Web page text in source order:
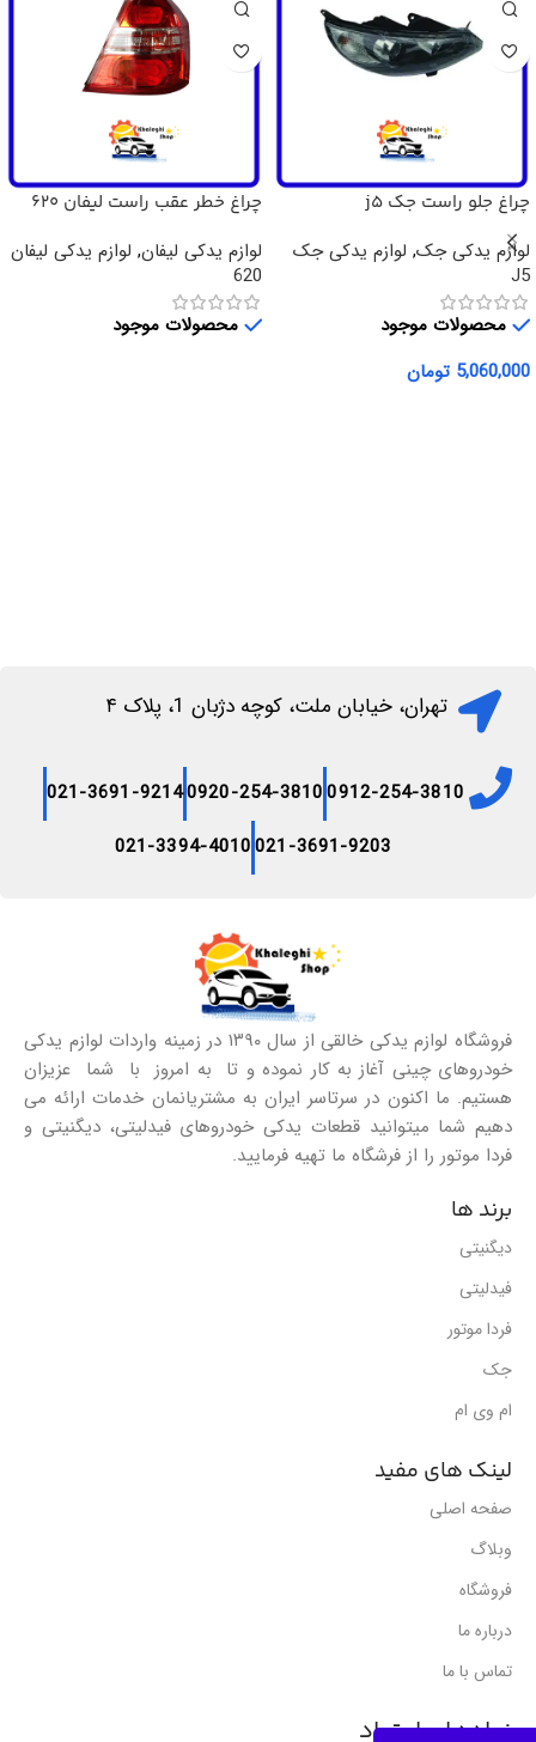
چراغ جلو راست جک j5
لوازم یدکی جک, لوازم یدکی جک
J5
محصولات موجود
5,060,000 تومان
چراغ خطر عقب راست لیفان 620
لوازم یدکی لیفان, لوازم یدکی لیفان
620
محصولات موجود
تهران، خیابان ملت، کوچه دژبان 1، پلاک ۴
0912-254-3810
0920-254-3810
021-3691-9214
021-3691-9203
021-3394-4010
فروشگاه لوازم یدکی خالقی از سال ۱۳۹۰ در زمینه واردات لوازم یدکی
خودروهای چینی آغاز به کار نموده و تا به امروز با شما عزیزان
هستیم. ما اکنون در سرتاسر ایران به مشتریانمان خدمات ارائه می
دهیم شما میتوانید قطعات یدکی خودروهای فیدلیتی، دیگنیتی و
فردا موتور را از فرشگاه ما تهیه فرمایید.
برند ها
دیگنیتی
فیدلیتی
فردا موتور
جک
ام وی ام
لینک های مفید
صفحه اصلی
وبلاگ
فروشگاه
درباره ما
تماس با ما
نمادهای اعتماد